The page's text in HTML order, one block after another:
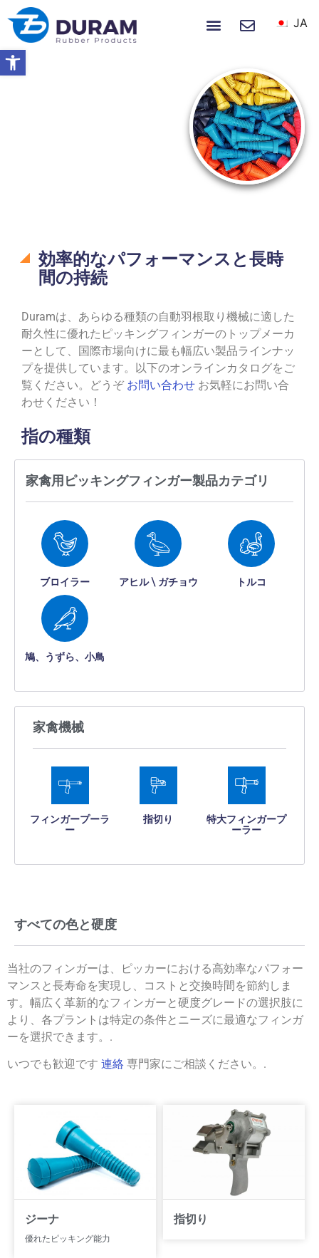
ツールバーを開く
JA
効率的なパフォーマンスと長時
間の持続
Duramは、あらゆる種類の自動羽根取り機械に適した
耐久性に優れたピッキングフィンガーのトップメーカ
ーとして、国際市場向けに最も幅広い製品ラインナッ
プを提供しています。以下のオンラインカタログをご
覧ください。どうぞ お問い合わせ お気軽にお問い合
わせください！
指の種類
家禽用ピッキングフィンガー製品カテゴリ
ブロイラー アヒル \ ガチョウ トルコ
鳩、うずら、小鳥
家禽機械
フィンガープーラ
ー
指切り
特大フィンガープ
ーラー
すべての色と硬度
当社のフィンガーは、ピッカーにおける高効率なパフォー
マンスと長寿命を実現し、コストと交換時間を節約しま
す。幅広く革新的なフィンガーと硬度グレードの選択肢に
より、各プラントは特定の条件とニーズに最適なフィンガ
ーを選択できます。.
いつでも歓迎です 連絡 専門家にご相談ください。.
ジーナ
優れたピッキング能力
指切り